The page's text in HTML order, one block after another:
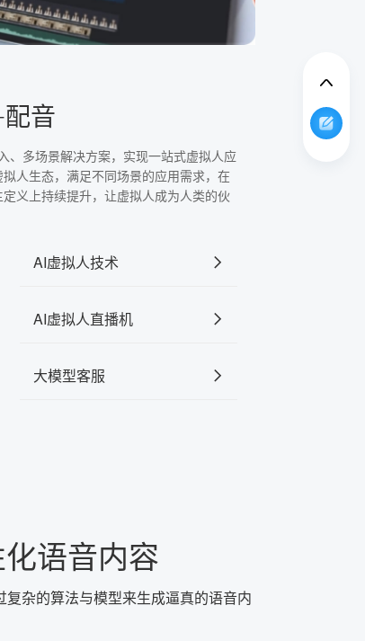
音
、多场景解决方案，实现一站式虚拟人应
人生态，满足不同场景的应用需求，在
义上持续提升，让虚拟人成为人类的伙
AI虚拟人技术
AI虚拟人直播机
大模型客服
语音内容
杂的算法与模型来生成逼真的语音内